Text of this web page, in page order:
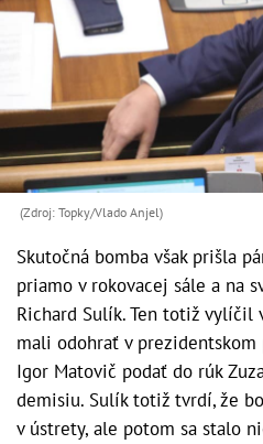
(Zdroj: Topky/Vlado Anjel)
Skutočná bomba však prišla
priamo v rokovacej sále a na
Richard Sulík. Ten totiž vylíčil
mali odohrať v
Igor Matovič podať do rúk
demisiu. Sulík totiž tvrdí, že
v ústrety, ale potom sa stalo